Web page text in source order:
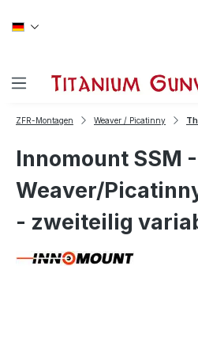
ZFR-Montagen Weaver / Picatinny
Innomount SSM -
Weaver/
- zweiteilig